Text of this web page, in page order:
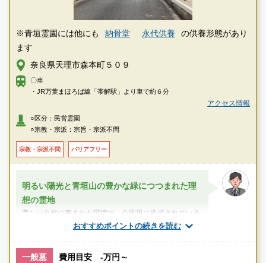
※青垣霊園には他にも 納骨堂 永代供養
の供養形態があり
ます
奈良県天理市森本町５０９
〇車
・JR万葉まほろば線「帯解駅」より車で約６分
アクセス情報
○区分：民営霊園
○宗教・宗派：宗旨・宗派不問
宗教・宗派不問 バリアフリー
おすすめポイントの続きを読む
明るい陽光と青垣山の豊かな緑につつまれた理
想の霊地
美しい自然に恵まれた環境で、公園風に造成されている
のが特徴です。東に大和青垣国定公園があり、西には大
一般墓 費用目安 -万円～